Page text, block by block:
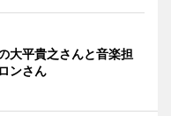
大平貴之さんと音楽担
ンさん